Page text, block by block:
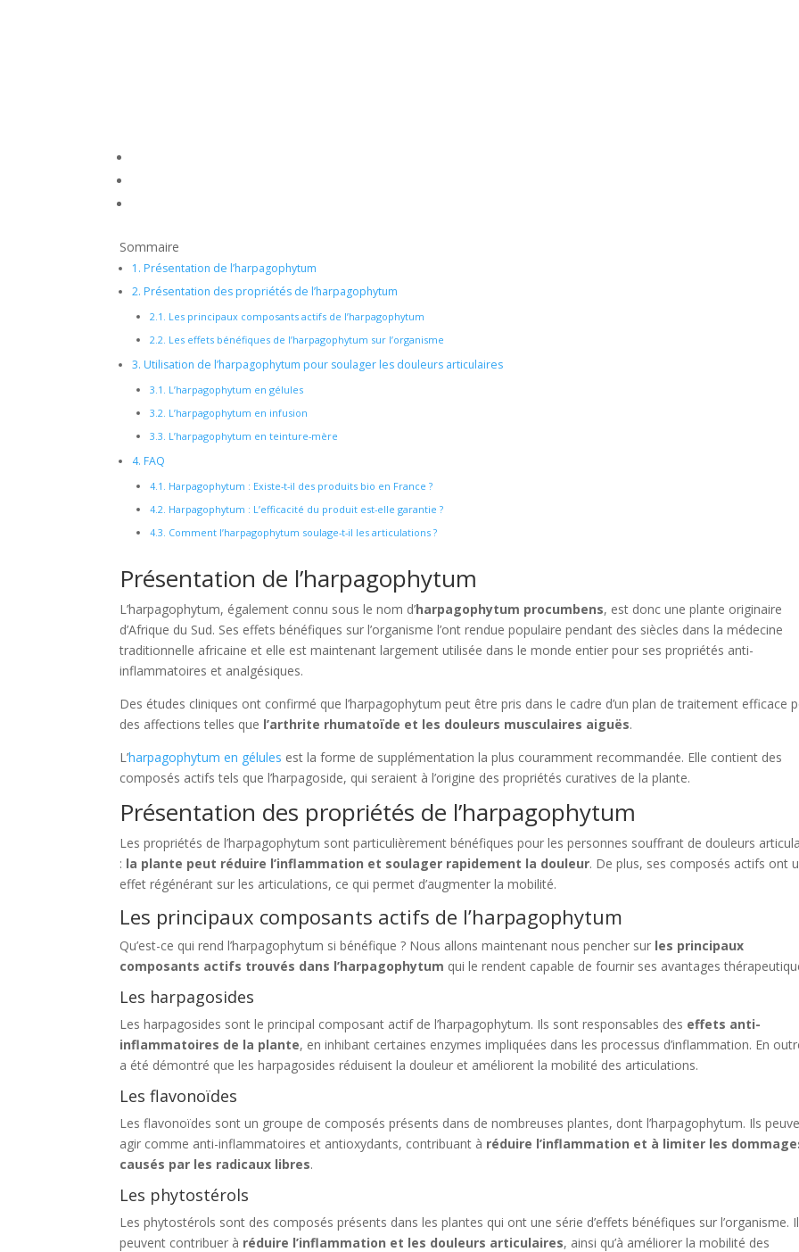
Sommaire
1. Présentation de l’harpagophytum
2. Présentation des propriétés de l’harpagophytum
2.1. Les principaux composants actifs de l’harpagophytum
2.2. Les effets bénéfiques de l’harpagophytum sur l’organisme
3. Utilisation de l’harpagophytum pour soulager les douleurs articulaires
3.1. L’harpagophytum en gélules
3.2. L’harpagophytum en infusion
3.3. L’harpagophytum en teinture-mère
4. FAQ
4.1. Harpagophytum : Existe-t-il des produits bio en France ?
4.2. Harpagophytum : L’efficacité du produit est-elle garantie ?
4.3. Comment l’harpagophytum soulage-t-il les articulations ?
Présentation de l’harpagophytum
L’harpagophytum, également connu sous le nom d’harpagophytum procumbens, est donc une plante originaire
d’Afrique du Sud. Ses effets bénéfiques sur l’organisme l’ont rendue populaire pendant des siècles dans la médecine
traditionnelle africaine et elle est maintenant largement utilisée dans le monde entier pour ses propriétés anti-
inflammatoires et analgésiques.
Des études cliniques ont confirmé que l’harpagophytum peut être pris dans le cadre d’un plan de traitement efficace
des affections telles que l’arthrite rhumatoïde et les douleurs musculaires aiguës.
L’harpagophytum en gélules est la forme de supplémentation la plus couramment recommandée. Elle contient des
composés actifs tels que l’harpagoside, qui seraient à l’origine des propriétés curatives de la plante.
Présentation des propriétés de l’harpagophytum
Les propriétés de l’harpagophytum sont particulièrement bénéfiques pour les personnes souffrant de douleurs
: la plante peut réduire l’inflammation et soulager rapidement la douleur. De plus, ses composés actifs ont
effet régénérant sur les articulations, ce qui permet d’augmenter la mobilité.
Les principaux composants actifs de l’harpagophytum
Qu’est-ce qui rend l’harpagophytum si bénéfique ? Nous allons maintenant nous pencher sur les principaux
composants actifs trouvés dans l’harpagophytum qui le rendent capable de fournir ses avantages
Les harpagosides
Les harpagosides sont le principal composant actif de l’harpagophytum. Ils sont responsables des effets anti-
inflammatoires de la plante, en inhibant certaines enzymes impliquées dans les processus d’inflammation. En
a été démontré que les harpagosides réduisent la douleur et améliorent la mobilité des articulations.
Les flavonoïdes
Les flavonoïdes sont un groupe de composés présents dans de nombreuses plantes, dont l’harpagophytum. Ils
agir comme anti-inflammatoires et antioxydants, contribuant à réduire l’inflammation et à limiter les
causés par les radicaux libres.
Les phytostérols
Les phytostérols sont des composés présents dans les plantes qui ont une série d’effets bénéfiques sur l’organisme.
peuvent contribuer à réduire l’inflammation et les douleurs articulaires, ainsi qu’à améliorer la mobilité des